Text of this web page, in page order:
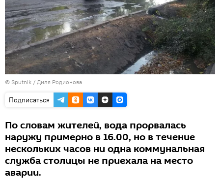
© Sputnik / Диля Родионова
Подписаться
По словам жителей, вода прорвалась
наружу примерно в 16.00, но в течение
нескольких часов ни одна коммунальная
служба столицы не приехала на место
аварии.